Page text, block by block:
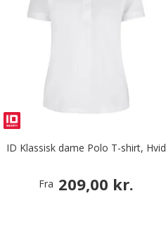
ID Klassisk dame Polo T-shirt, Hvid
Fra 209,00 kr.